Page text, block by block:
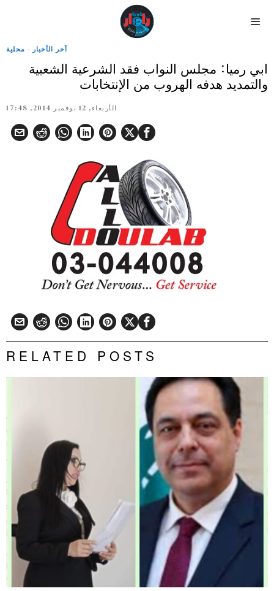
آخر الأخبار · محلية
ابي رميا: مجلس النواب فقد الشرعية الشعبية
والتمديد هدفه الهروب من الإنتخابات
الأربعاء, 12 نوفمبر 2014, 17:48
RELATED POSTS